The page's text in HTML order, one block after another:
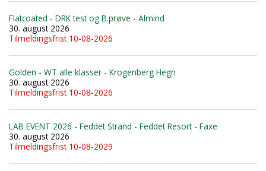
Flatcoated - DRK test og B.prøve - Almind
30. august 2026
Tilmeldingsfrist 10-08-2026
Golden - WT alle klasser - Krogenberg Hegn
30. august 2026
Tilmeldingsfrist 10-08-2026
LAB EVENT 2026 - Feddet Strand - Feddet Resort - Faxe
30. august 2026
Tilmeldingsfrist 10-08-2029